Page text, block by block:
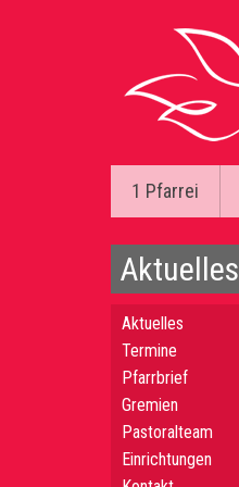
1 Pfarrei
Aktuelles
Aktuelles
Termine
Pfarrbrief
Gremien
Pastoralteam
Einrichtungen